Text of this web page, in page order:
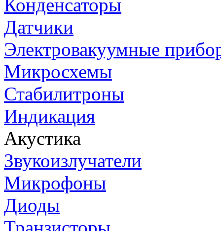
Конденсаторы
Датчики
Электровакуумные
Микросхемы
Стабилитроны
Индикация
Акустика
Звукоизлучатели
Микрофоны
Диоды